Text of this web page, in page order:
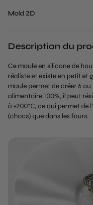
Mold 2D
Description du
Ce moule en silicone de
réaliste et existe en petit et
moule permet de créer 6
alimentaire 100%, il peut
à +200°C, ce qui permet
(chocs) que dans les fours.